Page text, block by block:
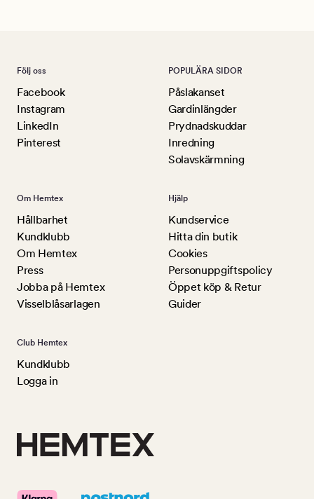
Följ oss
Facebook
Instagram
LinkedIn
Pinterest
POPULÄRA SIDOR
Påslakanset
Gardinlängder
Prydnadskuddar
Inredning
Solavskärmning
Om Hemtex
Hållbarhet
Kundklubb
Om Hemtex
Press
Jobba på Hemtex
Visselblåsarlagen
Hjälp
Kundservice
Hitta din butik
Cookies
Personuppgiftspolicy
Öppet köp & Retur
Guider
Club Hemtex
Kundklubb
Logga in